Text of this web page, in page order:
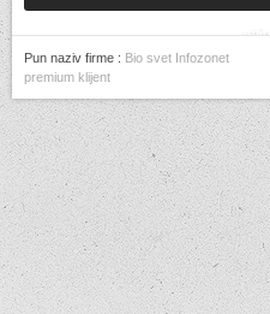
Pun naziv firme : Bio svet Infozonet
premium klijent